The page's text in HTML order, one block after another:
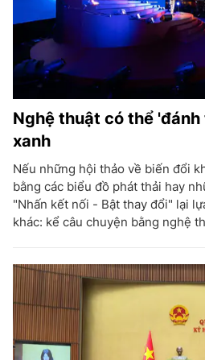
Nghệ thuật có thể
xanh
Nếu những hội thảo về biến đổi
bằng các biểu đồ phát thải hay
"Nhấn kết nối - Bật thay đổi" lại
khác: kể câu chuyện bằng nghệ